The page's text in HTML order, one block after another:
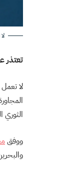
تعتذر
لا
ووفق